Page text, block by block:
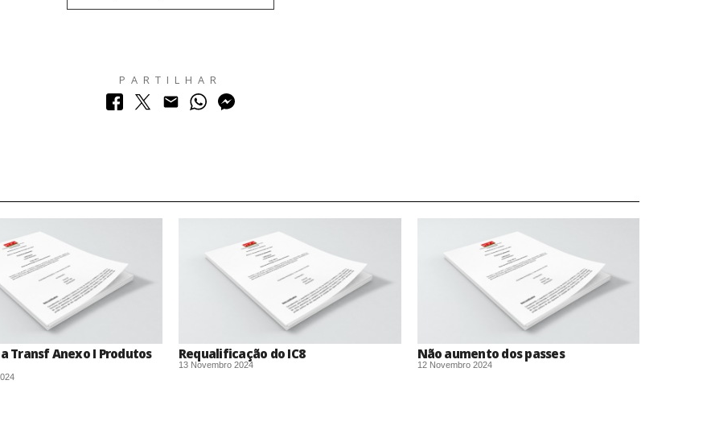
PARTILHAR
Transf Anexo I Produtos Requalificação do IC8
13 Novembro 2024
Não aumento dos passes
12 Novembro 2024